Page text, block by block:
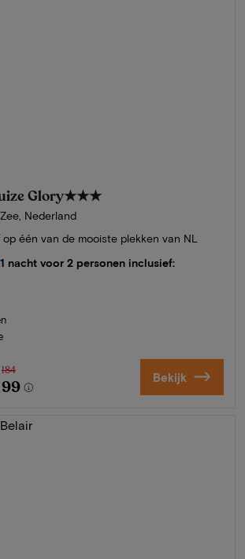
Glory★★★
Nederland
één van de mooiste plekken van NL
1 nacht voor 2 personen inclusief:
184
99 Bekijk